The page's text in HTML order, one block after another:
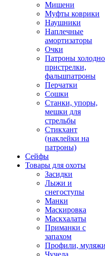
Мишени
Муфты коврики
Наушники
Наплечные
амортизаторы
Очки
Патроны
пристрелки,
фальшпатроны
Перчатки
Сошки
Станки, упоры,
мешки для
стрельбы
Стикхант
(наклейки на
патроны)
Сейфы
Товары для охоты
Засидки
Лыжи и
снегоступы
Манки
Маскировка
Маскхалаты
Приманки с
запахом
Профили, муляжи
Чучела